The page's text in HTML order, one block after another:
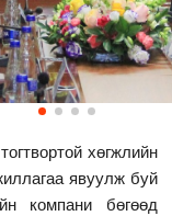
хөгжлийн
явуулж буй
компани бөгөөд